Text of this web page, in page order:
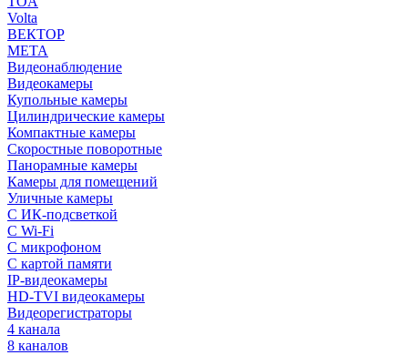
Volta
ВЕКТОР
МЕТА
Видеонаблюдение
Видеокамеры
Купольные камеры
Цилиндрические камеры
Компактные камеры
Скоростные поворотные
Панорамные камеры
Камеры для помещений
Уличные камеры
С ИК-подсветкой
С Wi-Fi
С микрофоном
С картой памяти
IP-видеокамеры
HD-TVI видеокамеры
Видеорегистраторы
4 канала
8 каналов